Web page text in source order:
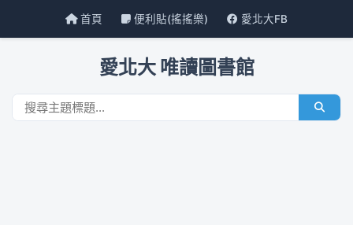
首頁 便利貼(搖搖樂) 愛北大FB
愛北大 唯讀圖書館